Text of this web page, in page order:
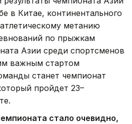
в Китае, континентального
метанию
по прыжкам
Азии среди спортсменов
важным стартом
станет чемпионат
пройдет 23–
стало очевидно,